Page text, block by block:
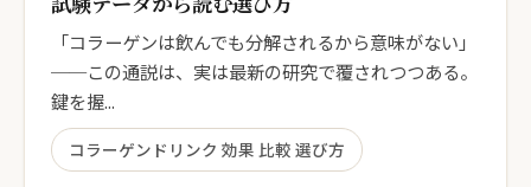
「コラーゲンは飲んでも分解されるから意味がない」
──この通説は、実は最新の研究で覆されつつある。
鍵を握...
コラーゲンドリンク 効果 比較 選び方